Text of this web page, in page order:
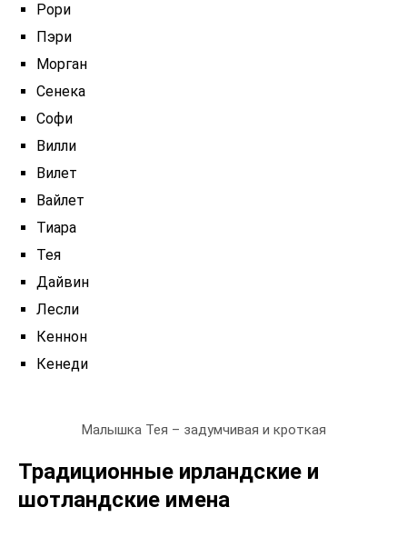
Рори
Пэри
Морган
Сенека
Софи
Вилли
Вилет
Вайлет
Тиара
Тея
Дайвин
Лесли
Кеннон
Кенеди
Малышка Тея – задумчивая и кроткая
Традиционные ирландские и
шотландские имена